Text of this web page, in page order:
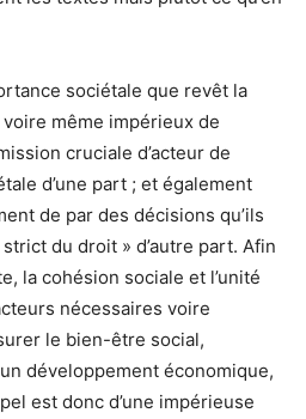
sociétale que revêt la
même impérieux de
cruciale d’acteur de
d’une part ; et également
de par des décisions qu’ils
du droit » d’autre part. Afin
la cohésion sociale et l’unité
nécessaires voire
le bien-être social,
développement économique,
est donc d’une impérieuse